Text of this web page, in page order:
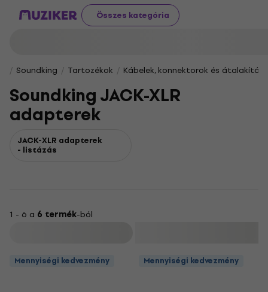
Összes kategória
Soundking Tartozékok Kábelek, konnektorok és átalakítók
Soundking JACK-XLR
adapterek
JACK-XLR adapterek
- listázás
1 - 6 a 6 termék-ból
Mennyiségi kedvezmény Mennyiségi kedvezmény